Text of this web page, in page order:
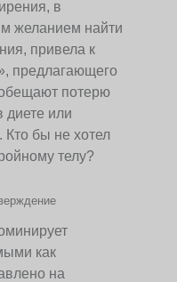
в
желанием найти
привела к
предлагающего
потерю
диете или
Кто бы не хотел
телу?
как
на